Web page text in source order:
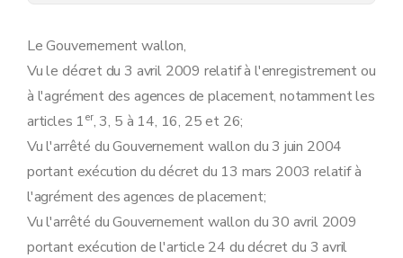
Art. 13
Dispositions générales, abrogatoires, transitoires et finales
Art. 15
Art. 16
Art. 18
Art. 19
Le Gouvernement wallon,
Vu le décret du 3 avril 2009 relatif à l'enregistrement ou
à l'agrément des agences de placement, notamment les
articles 1er, 3, 5 à 14, 16, 25 et 26;
Vu l'arrêté du Gouvernement wallon du 3 juin 2004
portant exécution du décret du 13 mars 2003 relatif à
l'agrément des agences de placement;
Vu l'arrêté du Gouvernement wallon du 30 avril 2009
portant exécution de l'article 24 du décret du 3 avril